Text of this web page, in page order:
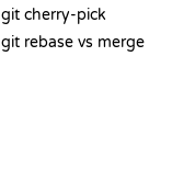
git cherry-pick
git rebase vs merge